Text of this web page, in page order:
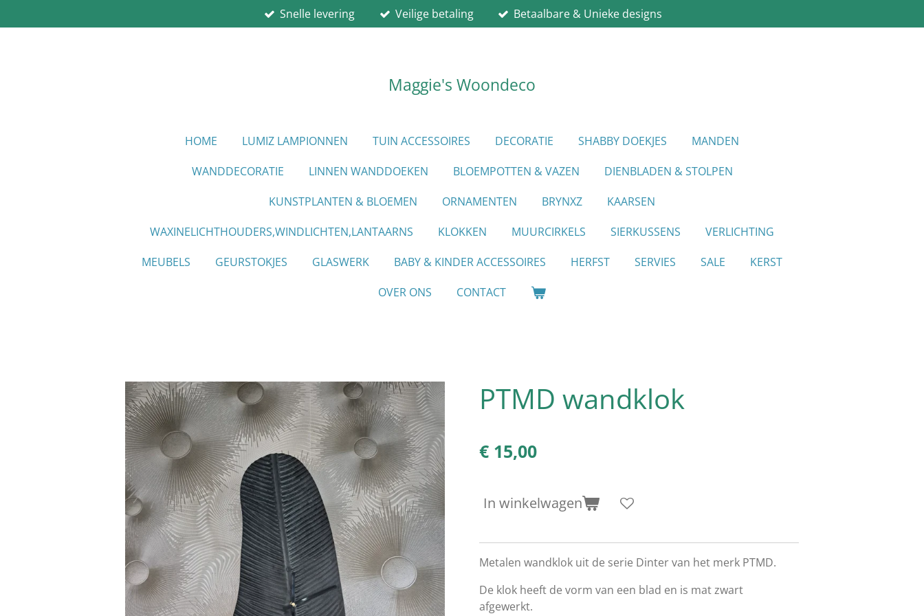
direct
Snelle levering Veilige betaling Betaalbare & Unieke designs
Maggie's Woondeco
HOME LUMIZ LAMPIONNEN TUIN ACCESSOIRES DECORATIE SHABBY DOEKJES
MANDEN
WANDDECORATIE
LINNEN WANDDOEKEN BLOEMPOTTEN & VAZEN
DIENBLADEN & STOLPEN
KUNSTPLANTEN & BLOEMEN
ORNAMENTEN BRYNXZ
KAARSEN
WAXINELICHTHOUDERS,WINDLICHTEN,LANTAARNS
KLOKKEN MUURCIRKELS SIERKUSSENS
VERLICHTING
MEUBELS
GEURSTOKJES GLASWERK BABY & KINDER ACCESSOIRES HERFST SERVIES SALE
KERST
OVER ONS
CONTACT
PTMD wandklok
€ 15,00
In winkelwagen
Metalen wandklok uit de serie Dinter van het merk PTMD.
De klok heeft de vorm van een blad en is mat zwart
afgewerkt.